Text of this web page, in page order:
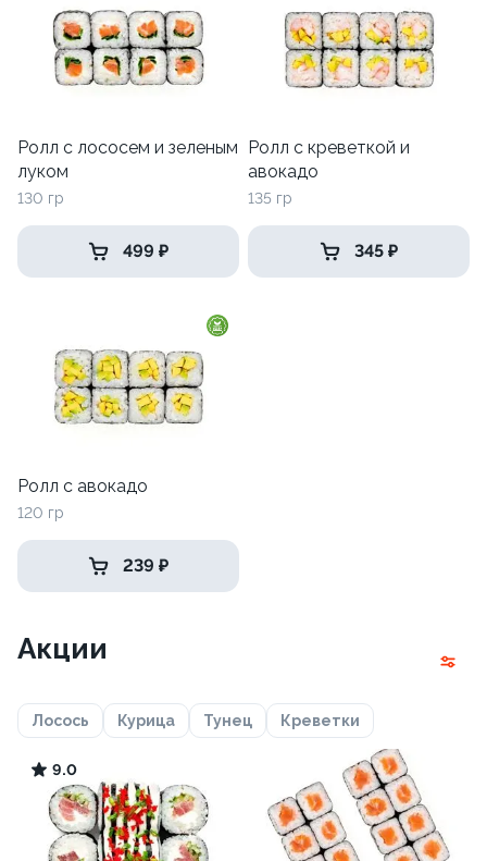
Ролл с лососем и зеленым
луком
130 гр
499 ₽
Ролл с креветкой и
авокадо
135 гр
345 ₽
Ролл с авокадо
120 гр
239 ₽
Акции
Лосось Курица Тунец Креветки
9.0